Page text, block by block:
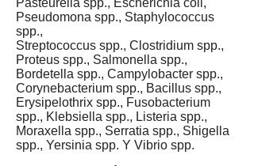
Pasteurella spp., Escherichia coli,
Pseudomona spp., Staphylococcus
spp.,
Streptococcus spp., Clostridium spp.,
Proteus spp., Salmonella spp.,
Bordetella spp., Campylobacter spp.,
Corynebacterium spp., Bacillus spp.,
Erysipelothrix spp., Fusobacterium
spp., Klebsiella spp., Listeria spp.,
Moraxella spp., Serratia spp., Shigella
spp., Yersinia spp. Y Vibrio spp.